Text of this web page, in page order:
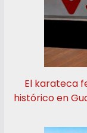
El karateca
histórico en